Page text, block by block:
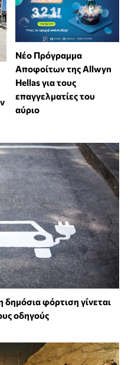
Νέο Πρόγραμμα
Αποφοίτων της Allwyn
Hellas για τους
επαγγελματίες του
αύριο
φόρτιση γίνεται
οδηγούς